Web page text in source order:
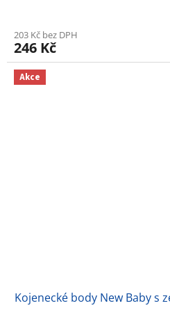
203 Kč bez DPH
246 Kč
Akce
Kojenecké body New Baby s